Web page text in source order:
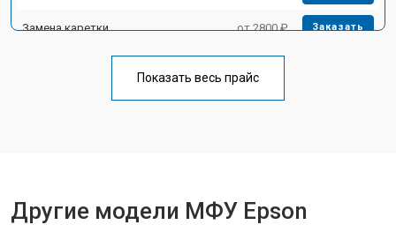
Замена каретки от 2800 ₽ Заказать
Замена блока питания от 2500 ₽
Показать весь прайс
Другие модели МФУ Epson